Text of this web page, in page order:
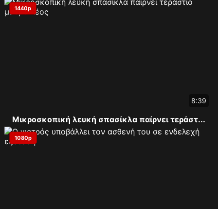
1440p
8:39
Μικροσκοπική λευκή σπασίκλα παίρνει τεράστ...
1080p